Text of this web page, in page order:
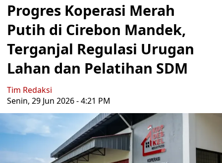
Progres Koperasi Merah
Putih di Cirebon Mandek,
Terganjal Regulasi Urugan
Lahan dan Pelatihan SDM
Tim Redaksi
Senin, 29 Jun 2026 - 4:21 PM